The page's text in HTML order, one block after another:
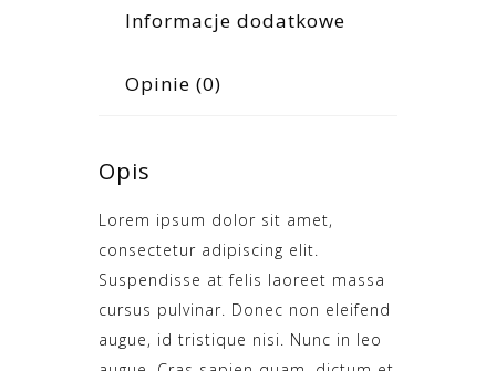
Informacje dodatkowe
Opinie (0)
Opis
Lorem ipsum dolor sit amet,
consectetur adipiscing elit.
Suspendisse at felis laoreet massa
cursus pulvinar. Donec non eleifend
augue, id tristique nisi. Nunc in leo